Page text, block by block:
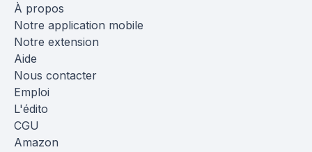
À propos
Notre application mobile
Notre extension
Aide
Nous contacter
Emploi
L'édito
CGU
Amazon